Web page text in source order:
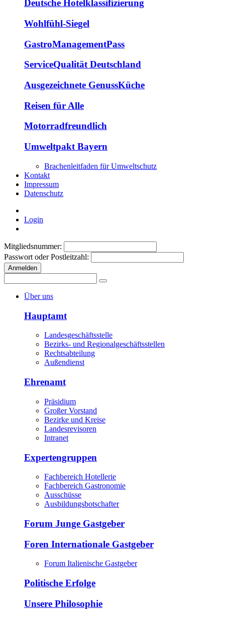
Deutsche Hotelklassifizierung
Wohlfühl-Siegel
GastroManagementPass
ServiceQualität Deutschland
Ausgezeichnete GenussKüche
Reisen für Alle
Motorradfreundlich
Umweltpakt Bayern
Brachenleitfaden für Umweltschutz
Kontakt
Impressum
Datenschutz
Login
Mitgliedsnummer:
Passwort oder Postleitzahl:
Anmelden
Über uns
Hauptamt
Landesgeschäftsstelle
Bezirks- und Regionalgeschäftsstellen
Rechtsabteilung
Außendienst
Ehrenamt
Präsidium
Großer Vorstand
Bezirke und Kreise
Landesrevisoren
Intranet
Expertengruppen
Fachbereich Hotellerie
Fachbereich Gastronomie
Ausschüsse
Ausbildungsbotschafter
Forum Junge Gastgeber
Foren Internationale Gastgeber
Forum Italienische Gastgeber
Politische Erfolge
Unsere Philosophie